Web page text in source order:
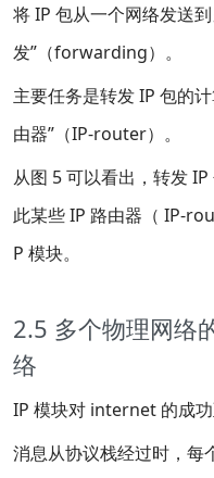
将 IP 包从一个网络发送
发”（forwarding）。
主要任务是转发 IP 包的
由器”（IP-router）。
从图 5 可以看出，转发
此某些 IP 路由器（ IP-
P 模块。
2.5 多个物理网络
络
IP 模块对 internet 的成功
消息从协议栈经过时，每